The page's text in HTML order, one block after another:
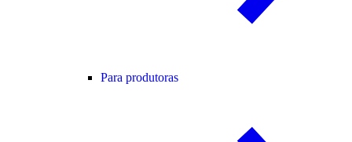
Para produtoras